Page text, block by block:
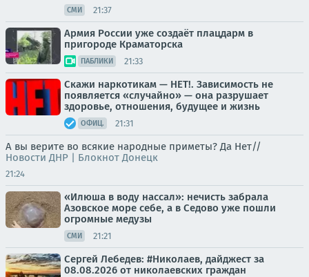
СМИ 21:37
Армия России уже создаёт плацдарм в
пригороде Краматорска
ПАБЛИКИ 21:33
Скажи наркотикам — НЕТ!. Зависимость не
появляется «случайно» — она разрушает
здоровье, отношения, будущее и жизнь
ОФИЦ. 21:31
А вы верите во всякие народные приметы? Да Нет//
Новости ДНР | Блокнот Донецк
21:24
«Илюша в воду нассал»: нечисть забрала
Азовское море себе, а в Седово уже пошли
огромные медузы
СМИ 21:21
Сергей Лебедев: #Николаев, дайджест за
08.08.2026 от николаевских граждан